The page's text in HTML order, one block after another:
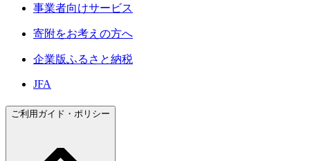
事業者向けサービス
寄附をお考えの方へ
企業版ふるさと納税
JFA
ご利用ガイド・ポリシー